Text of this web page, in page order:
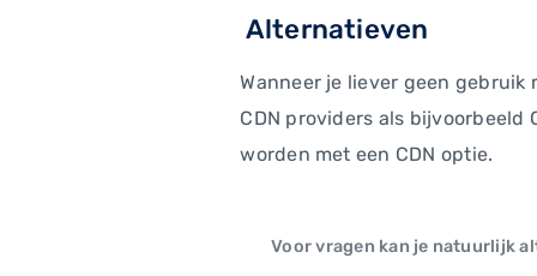
Alternatieven
Wanneer je liever geen
CDN providers als bijvoorbeeld
worden met een CDN optie.
Voor vragen kan je natuurlijk